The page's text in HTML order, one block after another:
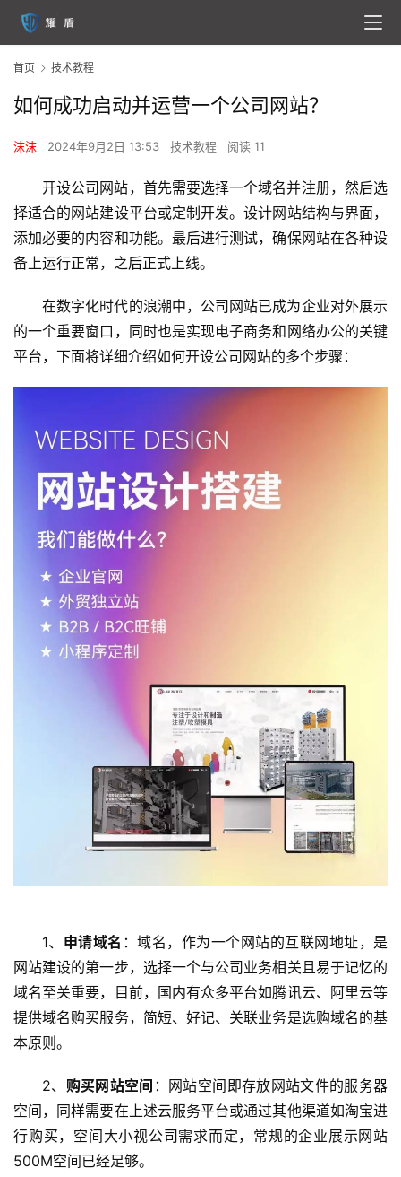
云
服
首页 技术教程
如何成功启动并运营一个公司网站？
沫沫 2024年9月2日 13:53 技术教程 阅读 11
开设公司网站，首先需要选择一个域名并注册，然后选
择适合的网站建设平台或定制开发。设计网站结构与界面，
添加必要的内容和功能。最后进行测试，确保网站在各种设
备上运行正常，之后正式上线。
在数字化时代的浪潮中，公司网站已成为企业对外展示
的一个重要窗口，同时也是实现电子商务和网络办公的关键
平台，下面将详细介绍如何开设公司网站的多个步骤：
1、 申请域名 ：域名，作为一个网站的互联网地址，是
网站建设的第一步，选择一个与公司业务相关且易于记忆的
域名至关重要，目前，国内有众多平台如腾讯云、阿里云等
提供域名购买服务，简短、好记、关联业务是选购域名的基
本原则。
2、 购买网站空间 ：网站空间即存放网站文件的服务器
空间，同样需要在上述云服务平台或通过其他渠道如淘宝进
行购买，空间大小视公司需求而定，常规的企业展示网站
500M空间已经足够。